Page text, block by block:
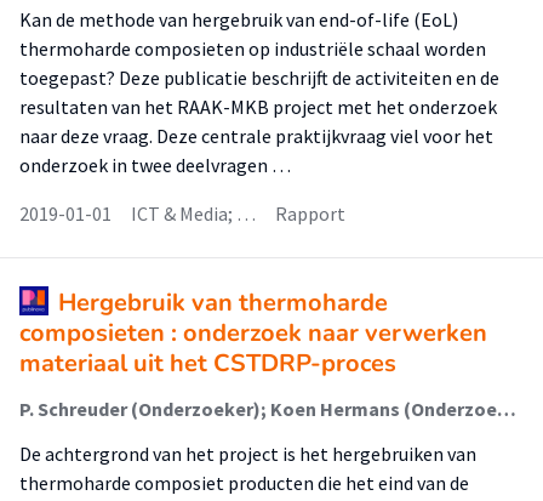
Kan de methode van hergebruik van end-of-life (EoL)
thermoharde composieten op industriële schaal worden
toegepast? Deze publicatie beschrijft de activiteiten en de
resultaten van het RAAK-MKB project met het onderzoek
naar deze vraag. Deze centrale praktijkvraag viel voor het
onderzoek in twee deelvragen …
2019-01-01
ICT & Media; … Rapport
Hergebruik van thermoharde
composieten : onderzoek naar verwerken
materiaal uit het CSTDRP-proces
P. Schreuder (Onderzoeker); Koen Hermans (Onderzoeker); A. ten Busschen (Onderzoeker)
De achtergrond van het project is het hergebruiken van
thermoharde composiet producten die het eind van de